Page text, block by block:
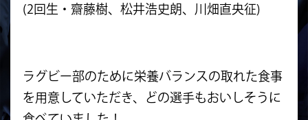
(2回生・齋藤樹、松井浩史朗、川畑直央征)
ラグビー部のために栄養バランスの取れた食事
を用意していただき、どの選手もおいしそうに